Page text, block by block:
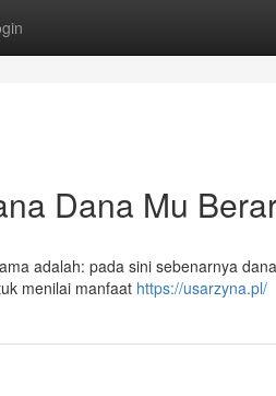
Dana Mu
adalah: pada sini sebenarnya
menilai manfaat https://usarzyna.pl/